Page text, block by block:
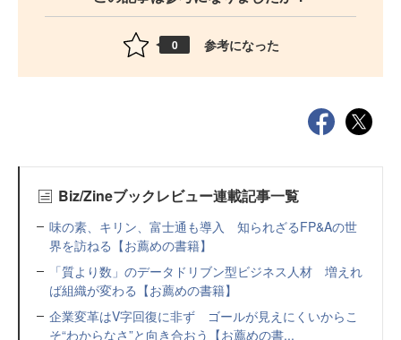
0 参考になった
Biz/Zineブックレビュー連載記事一覧
味の素、キリン、富士通も導入 知られざるFP&Aの世
界を訪ねる【お薦めの書籍】
「質より数」のデータドリブン型ビジネス人材 増えれ
ば組織が変わる【お薦めの書籍】
企業変革はV字回復に非ず ゴールが見えにくいからこ
そ“わからなさ”と向き合おう【お薦めの書...